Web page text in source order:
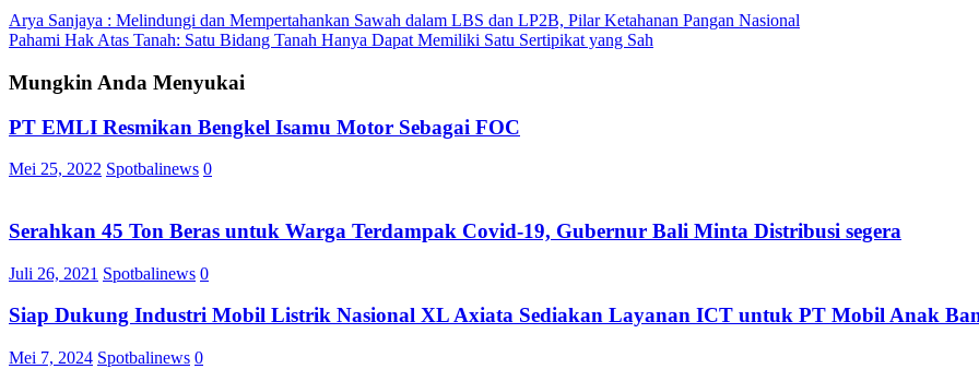
Arya Sanjaya : Melindungi dan Mempertahankan Sawah dalam LBS dan LP2B, Pilar Ketahanan Pangan Nasional
Pahami Hak Atas Tanah: Satu Bidang Tanah Hanya Dapat Memiliki Satu Sertipikat yang Sah
Mungkin Anda Menyukai
PT EMLI Resmikan Bengkel Isamu Motor Sebagai FOC
Mei 25, 2022 Spotbalinews 0
Serahkan 45 Ton Beras untuk Warga Terdampak Covid-19, Gubernur Bali Minta Distribusi segera
Juli 26, 2021 Spotbalinews 0
Siap Dukung Industri Mobil Listrik Nasional XL Axiata Sediakan Layanan ICT untuk PT Mobil Anak
Mei 7, 2024 Spotbalinews 0